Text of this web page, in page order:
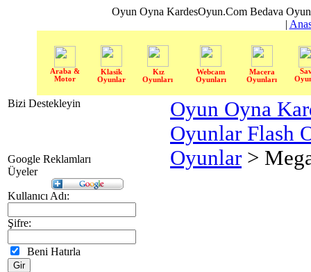
Oyun Oyna KardesOyun.Com Bedava
|
Araba &
Motor
Klasik
Oyunlar
Kız
Oyunları
Webcam
Oyunları
Macera
Oyunları
Bizi Destekleyin
Google Reklamları
Üyeler
Kullanıcı Adı:
Şifre:
Beni Hatırla
Oyun Oyna
Oyunlar Flash
Oyunlar >